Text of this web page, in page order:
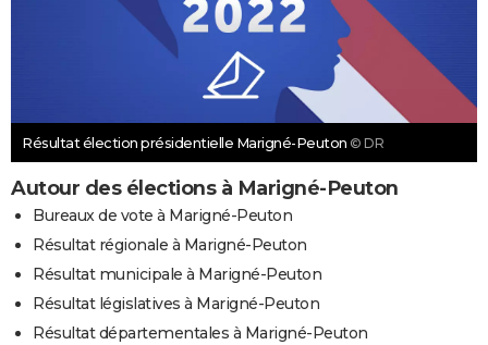
Résultat élection présidentielle Marigné-Peuton © DR
Autour des élections à Marigné-Peuton
Bureaux de vote à Marigné-Peuton
Résultat régionale à Marigné-Peuton
Résultat municipale à Marigné-Peuton
Résultat législatives à Marigné-Peuton
Résultat départementales à Marigné-Peuton